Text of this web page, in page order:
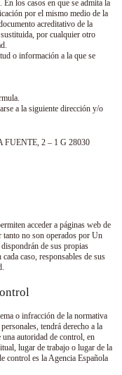
los casos en que se admita la
por el mismo medio de la
acreditativo de la
por cualquier otro
o información a la que se
a la siguiente dirección y/o
2 – 1 G 28030
acceder a páginas web de
tanto no son operados por Un
de sus propias
caso, responsables de sus
o infracción de la normativa
tendrá derecho a la
autoridad de control, en
lugar de trabajo o lugar de la
control es la Agencia Española